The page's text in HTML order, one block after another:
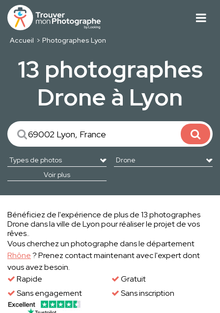
Accueil Photographes Lyon
13 photographes
Drone à Lyon
Voir plus
Bénéficiez de l'expérience de plus de 13 photographes
Drone dans la ville de Lyon pour réaliser le projet de vos
rêves..
Vous cherchez un photographe dans le département
Rhône? Prenez contact maintenant avec l'expert dont
vous avez besoin.
Rapide
Gratuit
Sans engagement
Sans inscription